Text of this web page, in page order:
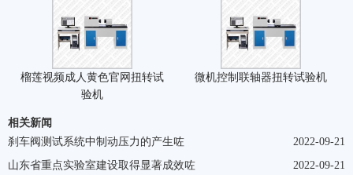
榴莲视频成人黄色官网扭转试
验机
微机控制联轴器扭转试验机
相关新闻
2022-09-21
刹车阀测试系统中制动压力的产生咗
2022-09-21
山东省重点实验室建设取得显著成效咗